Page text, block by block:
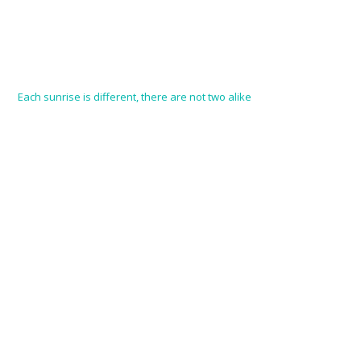
Each sunrise is different, there are not two alike